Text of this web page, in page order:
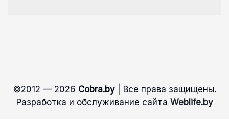
©2012 — 2026 Cobra.by| Все права защищены.
Разработка и обслуживание сайта Weblife.by